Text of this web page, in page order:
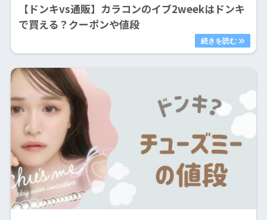
【ドンキvs通販】カラコンのイブ2weekはドンキ
で買える？クーポンや値段